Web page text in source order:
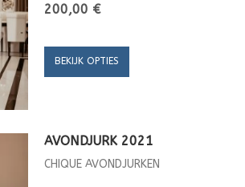
200,00 €
BEKIJK OPTIES
AVONDJURK 2021
CHIQUE AVONDJURKEN